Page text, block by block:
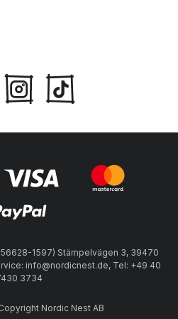
1597) Stämpelvägen 3, 39470
info@nordicnest.de, Tel: +49 40
3734
Nordic Nest AB